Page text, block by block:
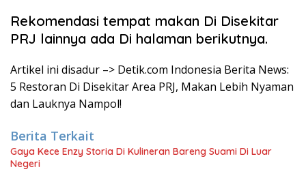
Rekomendasi tempat makan Di Disekitar
PRJ lainnya ada Di halaman berikutnya.
Artikel ini disadur –> Detik.com Indonesia Berita News:
5 Restoran Di Disekitar Area PRJ, Makan Lebih Nyaman
dan Lauknya Nampol!
Berita Terkait
Gaya Kece Enzy Storia Di Kulineran Bareng Suami Di Luar
Negeri